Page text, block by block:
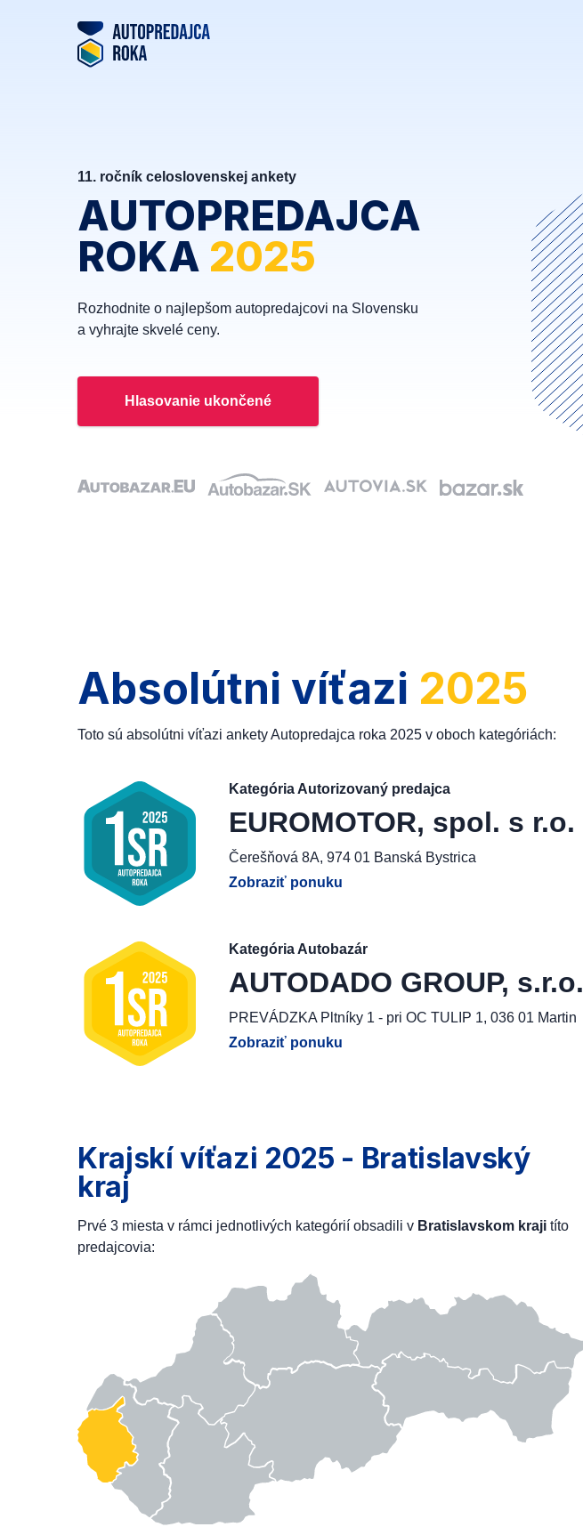
11. ročník celoslovenskej ankety
AUTOPREDAJCA
ROKA 2025
Rozhodnite o najlepšom autopredajcovi na Slovensku
a vyhrajte skvelé ceny.
Hlasovanie ukončené
Absolútni víťazi 2025
Toto sú absolútni víťazi ankety Autopredajca roka 2025 v oboch kategóriách:
Kategória Autorizovaný predajca
EUROMOTOR, spol. s r.o.
Čerešňová 8A, 974 01 Banská Bystrica
Zobraziť ponuku
Kategória Autobazár
AUTODADO GROUP, s.r.o.
PREVÁDZKA Pltníky 1 - pri OC TULIP 1, 036 01 Martin
Zobraziť ponuku
Krajskí víťazi 2025 - Bratislavský
kraj
Prvé 3 miesta v rámci jednotlivých kategórií obsadili v Bratislavskom kraji títo
predajcovia: